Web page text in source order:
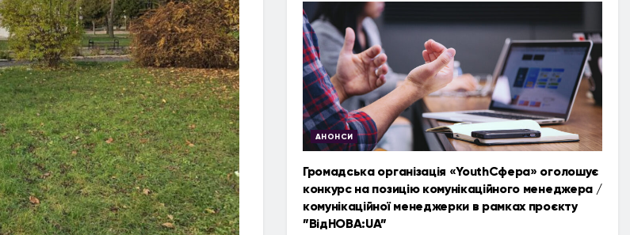
АНОНСИ
Громадська організація «YouthСфера» оголошує
конкурс на позицію комунікаційного менеджера /
комунікаційної менеджерки в рамках проєкту
”ВідНОВА:UA”